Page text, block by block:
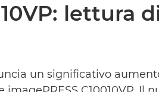
lettura
un significativo